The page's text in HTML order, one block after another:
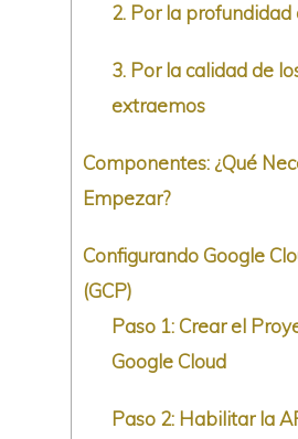
2. Por la profundidad
3. Por la calidad de
extraemos
Componentes: ¿Qué
Empezar?
Configurando Google
(GCP)
Paso 1: Crear el
Google Cloud
Paso 2: Habilitar la